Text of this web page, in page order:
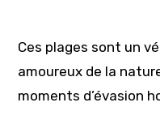
Ces plages sont un
amoureux de la
moments d’évasion